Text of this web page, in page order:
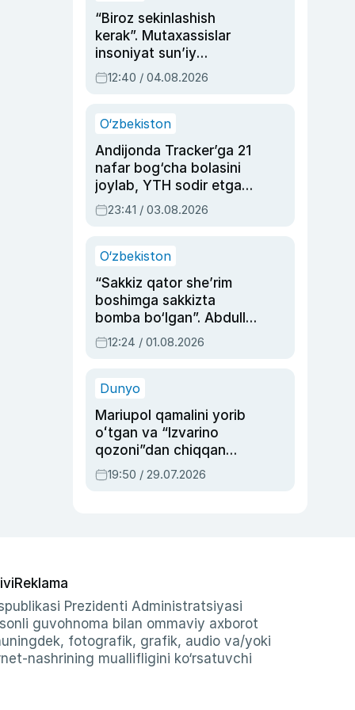
“Biroz sekinlashish
kerak”. Mutaxassislar
insoniyat sun’iy
intellektni boshqara
olmay qolishidan xavotir
12:40 / 04.08.2026
O‘zbekiston
Andijonda Tracker’ga 21
nafar bog‘cha bolasini
joylab, YTH sodir etgan
ayolga sud hukmi o‘qildi
23:41 / 03.08.2026
O‘zbekiston
“Sakkiz qator she’rim
boshimga sakkizta
bomba bo‘lgan”. Abdulla
Oripovni siyosiy
ayblovlardan asrab
12:24 / 01.08.2026
Dunyo
Mariupol qamalini yorib
oʻtgan va “Izvarino
qozoni”dan chiqqan
qahramon — Ukraina
armiyasi bosh
19:50 / 29.07.2026
Reklama
Prezidenti Administratsiyasi
guvohnoma bilan ommaviy axborot
fotografik, grafik, audio va/yoki
nashrining muallifligini ko‘rsatuvchi